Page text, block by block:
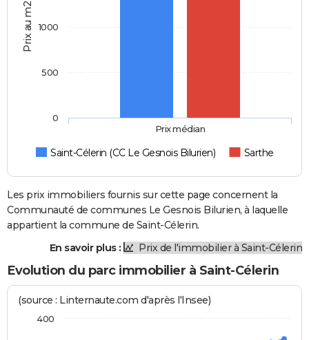
Prix au m2
Saint-Célerin (CC Le Gesnois Bilurien) Sarthe
Prix médian
0
500
1000
Les prix immobiliers fournis sur cette page concernent la
Communauté de communes Le Gesnois Bilurien, à laquelle
appartient la commune de Saint-Célerin.
En savoir plus :
Prix de l'immobilier à Saint-Célerin
Evolution du parc immobilier à Saint-Célerin
(source : Linternaute.com d'après l'Insee)
400